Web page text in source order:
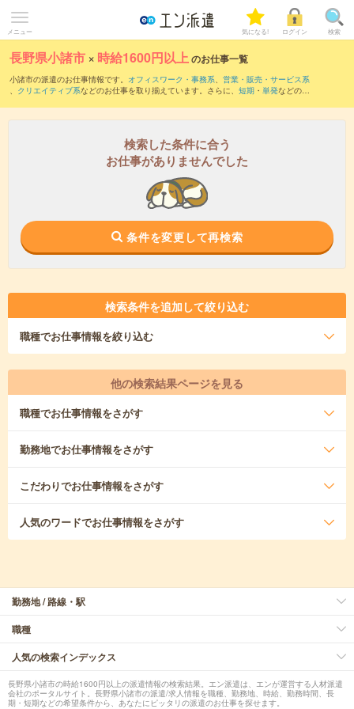
メニュー 気になる! ログイン 検索
長野県小諸市 × 時給1600円以上のお仕事一覧
小諸市の派遣のお仕事情報です。 オフィスワーク・事務系、 営業・販売・サービス系
、 クリエイティブ系などのお仕事を取り揃えています。さらに、 短期 ・ 単発などの期
検索した条件に合う
お仕事がありませんでした
条件を変更して再検索
検索条件を追加して絞り込む
職種でお仕事情報を絞り込む
他の検索結果ページを見る
職種でお仕事情報をさがす
勤務地でお仕事情報をさがす
こだわりでお仕事情報をさがす
人気のワードでお仕事情報をさがす
勤務地 / 路線・駅
職種
人気の検索インデックス
長野県小諸市の時給1600円以上の派遣情報の検索結果。エン派遣は、エンが運営する人材派遣
会社のポータルサイト。長野県小諸市の派遣/求人情報を職種、勤務地、時給、勤務時間、長
期・短期などの希望条件から、あなたにピッタリの派遣のお仕事を探せます。